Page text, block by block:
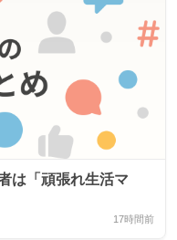
は「頑張れ生活マ
17時間前